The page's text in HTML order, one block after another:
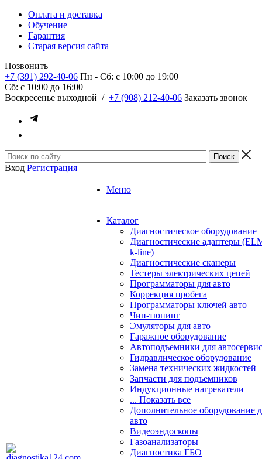
Оплата и доставка
Обучение
Гарантия
Старая версия сайта
Позвонить
+7 (391) 292-40-06 Пн - Сб: c 10:00 до 19:00
Сб: c 10:00 до 16:00
​Воскресенье выходной / +7 (908) 212-40-06 Заказать звонок
Вход Регистрация
Меню
Каталог
Диагностическое оборудование
Диагностические адаптеры
k-line)
Диагностические сканеры
Тестеры электрических цепей
Программаторы для авто
Коррекция пробега
Программаторы ключей авто
Чип-тюнинг
Эмуляторы для авто
Гаражное оборудование
Автоподъемники для
Гидравлическое оборудование
Замена технических жидкостей
Запчасти для подъемников
Индукционные нагреватели
... Показать все
Дополнительное оборудование
авто
Видеоэндоскопы
Газоанализаторы
Диагностика ГБО